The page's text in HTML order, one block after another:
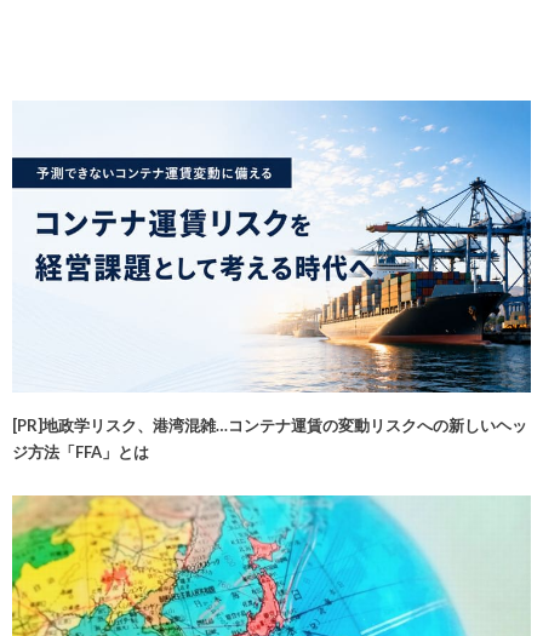
[PR]地政学リスク、港湾混雑…コンテナ運賃の変動リスクへの新しいヘッ
ジ方法「FFA」とは